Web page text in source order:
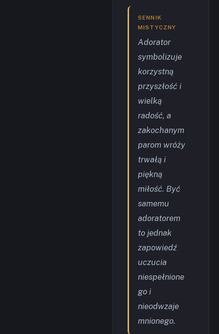
SENNIK
MISTYCZNY
Adorator
symbolizuje
korzystną
przyszłość i
wielką
radość, a
zakochanym
parom wróży
trwałą i
piękną
miłość. Być
samemu
adoratorem
to jednak
zapowiedź
uczucia
niespełnione
go i
nieodwzaje
mnionego.